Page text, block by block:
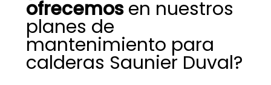
ofrecemosen nuestros
planes de
mantenimiento para
calderas Saunier Duval?